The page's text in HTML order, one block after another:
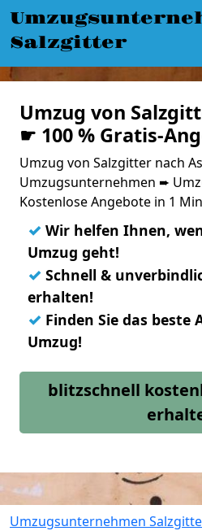
Salzgitter
Umzug von
☛ 100 % Gratis-
Umzug von Salzgitter nach
Umzugsunternehmen ➨
Kostenlose Angebote in 1
✓ Wir helfen Ihnen,
Umzug geht!
✓ Schnell &
erhalten!
✓ Finden Sie das
Umzug!
blitzschnell
Umzugsunternehmen